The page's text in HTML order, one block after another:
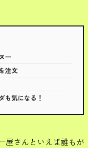
ー
注文
も気になる！
屋さんといえば誰もが